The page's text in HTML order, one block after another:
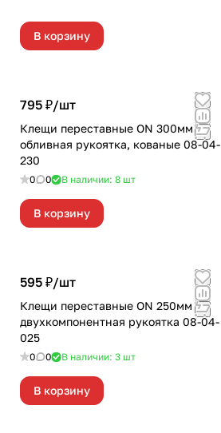
В корзину
795 ₽/шт
Клещи переставные ON 300мм
обливная рукоятка, кованые 08-04-
230
0 0 В наличии: 8 шт
В корзину
595 ₽/шт
Клещи переставные ON 250мм
двухкомпонентная рукоятка 08-04-
025
0 0 В наличии: 3 шт
В корзину